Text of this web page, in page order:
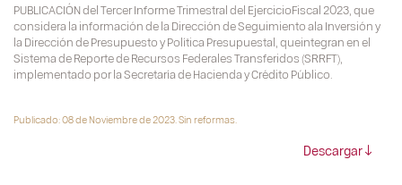
PUBLICACIÓN del Tercer Informe Trimestral del EjercicioFiscal 2023, que
considera la información de la Dirección de Seguimiento ala Inversión y
la Dirección de Presupuesto y Política Presupuestal, queintegran en el
Sistema de Reporte de Recursos Federales Transferidos (SRRFT),
implementado por la Secretaría de Hacienda y Crédito Público.
Publicado: 08 de Noviembre de 2023. Sin reformas.
Descargar